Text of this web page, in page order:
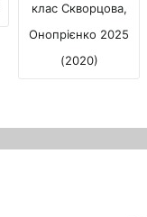
клас Скворцова,
Онопрієнко 2025
(2020)